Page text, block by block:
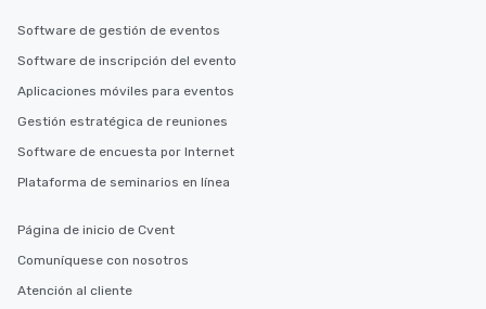
Software de gestión de eventos
Software de inscripción del evento
Aplicaciones móviles para eventos
Gestión estratégica de reuniones
Software de encuesta por Internet
Plataforma de seminarios en línea
Página de inicio de Cvent
Comuníquese con nosotros
Atención al cliente